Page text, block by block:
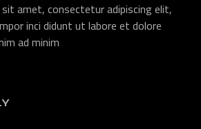
amet, consectetur adipiscing elit,
inci didunt ut labore et dolore
ad minim